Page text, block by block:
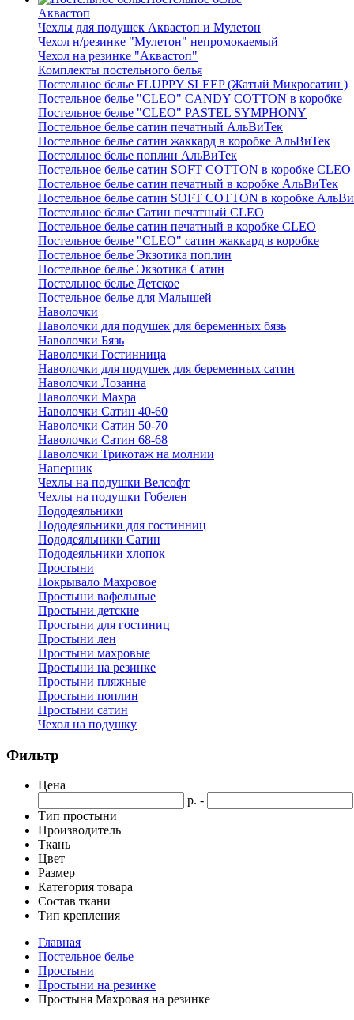
Аквастоп
Чехлы для подушек Аквастоп и Мулетон
Чехол н/резинке "Мулетон" непромокаемый
Чехол на резинке "Аквастоп"
Комплекты постельного белья
Постельное белье FLUPPY SLEEP (Жатый Микросатин )
Постельное белье "CLEO" CANDY COTTON в коробке
Постельное белье "CLEO" PASTEL SYMPHONY
Постельное белье сатин печатный АльВиТек
Постельное белье сатин жаккард в коробке АльВиТек
Постельное белье поплин АльВиТек
Постельное белье сатин SOFT COTTON в коробке CLEO
Постельное белье сатин печатный в коробке АльВиТек
Постельное белье сатин SOFT COTTON в коробке
Постельное белье Сатин печатный CLEO
Постельное белье сатин печатный в коробке CLEO
Постельное белье "CLEO" сатин жаккард в коробке
Постельное белье Экзотика поплин
Постельное белье Экзотика Сатин
Постельное белье Детское
Постельное белье для Малышей
Наволочки
Наволочки для подушек для беременных бязь
Наволочки Бязь
Наволочки Гостинница
Наволочки для подушек для беременных сатин
Наволочки Лозанна
Наволочки Махра
Наволочки Сатин 40-60
Наволочки Сатин 50-70
Наволочки Сатин 68-68
Наволочки Трикотаж на молнии
Наперник
Чехлы на подушки Велсофт
Чехлы на подушки Гобелен
Пододеяльники
Пододеяльники для гостинниц
Пододеяльники Сатин
Пододеяльники хлопок
Простыни
Покрывало Махровое
Простыни вафельные
Простыни детские
Простыни для гостиниц
Простыни лен
Простыни махровые
Простыни на резинке
Простыни пляжные
Простыни поплин
Простыни сатин
Чехол на подушку
Фильтр
Цена
р. -
Тип простыни
Производитель
Ткань
Цвет
Размер
Категория товара
Состав ткани
Тип крепления
Главная
Постельное белье
Простыни
Простыни на резинке
Простыня Махровая на резинке